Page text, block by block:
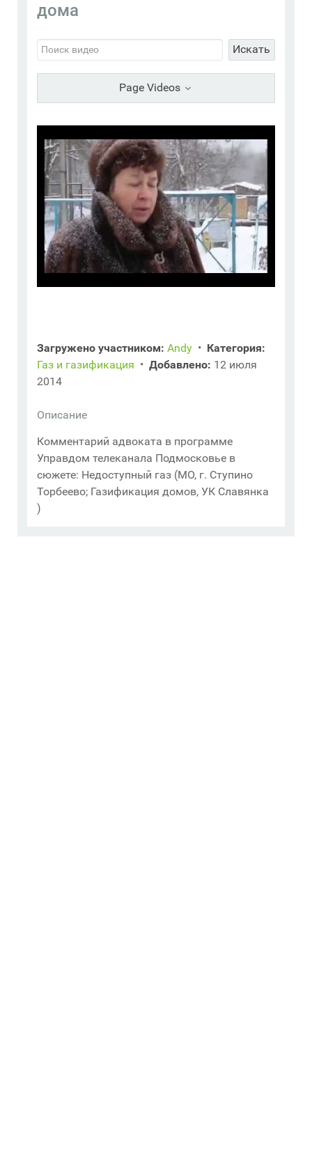
Перейти в профиль
Отправить сообщение
дома
Искать
Page Videos
Загружено участником: Andy • Категория:
Газ и газификация • Добавлено: 12 июля
2014
Описание
Комментарий адвоката в программе
Управдом телеканала Подмосковье в
сюжете: Недоступный газ (МО, г. Ступино
Торбеево; Газификация домов, УК Славянка
)